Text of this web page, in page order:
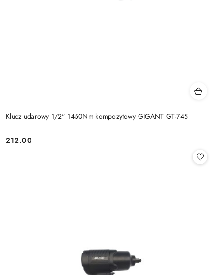
Klucz udarowy 1/2" 1450Nm kompozytowy GIGANT GT-745
Cena:
212.00